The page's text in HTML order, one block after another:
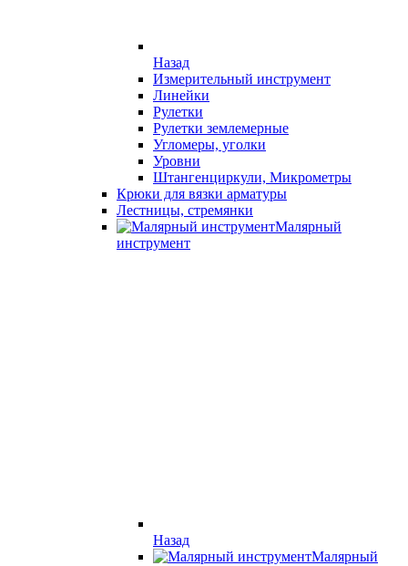
Назад
Измерительный инструмент
Линейки
Рулетки
Рулетки землемерные
Угломеры, уголки
Уровни
Штангенциркули, Микрометры
Крюки для вязки арматуры
Лестницы, стремянки
Малярный
инструмент
Назад
Малярный